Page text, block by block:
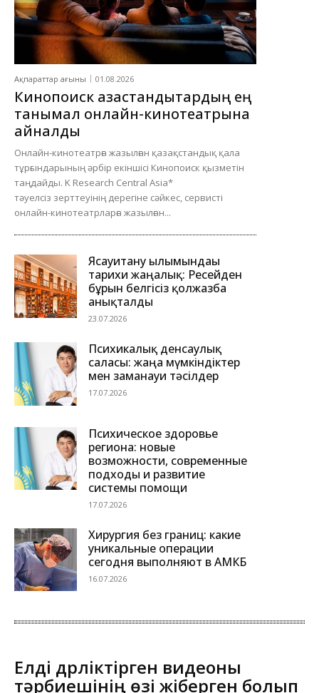
Ақпараттар ағыны 01.08.2026
Кинопоиск қазақстандықтардың ең
танымал онлайн-кинотеатрына
айналды
Онлайн-кинотеатрға жазылған қазақстандық қала
тұрғындарының әрбір екіншісі Кинопоиск қызметін
таңдайды. K Research Central Asia*
тәуелсіз зерттеуінің дерегіне сәйкес, сервисті
онлайн-кинотеатрларға жазылған...
Ясауитану ғылымындағы
тарихи жаңалық: Ресейден
бұрын белгісіз қолжазба
анықталды
23.07.2026
Психикалық денсаулық
саласы: жаңа мүмкіндіктер
мен заманауи тәсілдер
17.07.2026
Психическое здоровье
региона: новые
возможности, современные
подходы и развитие
системы помощи
17.07.2026
Хирургия без границ: какие
уникальные операции
сегодня выполняют в АМКБ
16.07.2026